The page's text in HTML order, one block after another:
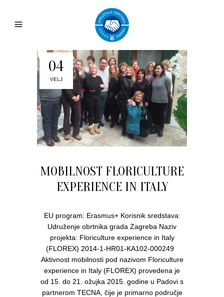
04
VELJ
MOBILNOST FLORICULTURE
EXPERIENCE IN ITALY
EU program: Erasmus+ Korisnik sredstava:
Udruženje obrtnika grada Zagreba Naziv
projekta: Floriculture experience in Italy
(FLOREX) 2014-1-HR01-KA102-000249
Aktivnost mobilnosti pod nazivom Floriculture
experience in Italy (FLOREX) provedena je
od 15. do 21. ožujka 2015. godine u Padovi s
partnerom TECNA, čije je primarno područje